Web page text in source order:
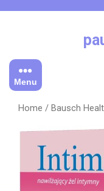
Menu
Home / Bausch